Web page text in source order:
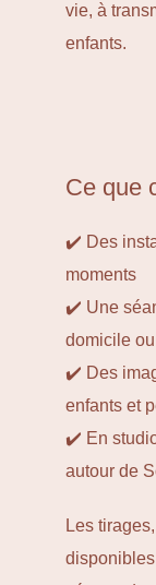
vie, à
enfants.
Ce que
✔️ Des
moments
✔️ Une
domicile
✔️ Des
enfants et
✔️ En
autour de
Les